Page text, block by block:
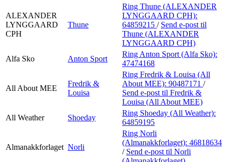
ALEXANDER
LYNGGAARD
CPH
Thune
Ring Thune (ALEXANDER
LYNGGAARD CPH):
64859215 / Send e-post til
Thune (ALEXANDER
LYNGGAARD CPH)
Alfa Sko
Anton Sport
Ring Anton Sport (Alfa Sko):
47474168
All About MEE
Fredrik &
Louisa
Ring Fredrik & Louisa (All
About MEE): 90487171 /
Send e-post til Fredrik &
Louisa (All About MEE)
All Weather
Shoeday
Ring Shoeday (All Weather):
64859195
Almanakkforlaget Norli
Ring Norli
(Almanakkforlaget): 46818634
/ Send e-post til Norli